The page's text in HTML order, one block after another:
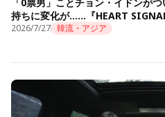
持ちに変化が……『HEART
2026/7/27 韓流・アジア